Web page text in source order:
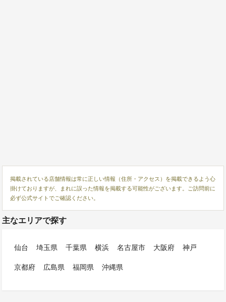
掲載されている店舗情報は常に正しい情報（住所・アクセス）を掲載できるよう心
掛けておりますが、まれに誤った情報を掲載する可能性がございます。ご訪問前に
必ず公式サイトでご確認ください。
主なエリアで探す
仙台 埼玉県 千葉県 横浜 名古屋市 大阪府
神戸
京都府
広島県 福岡県 沖縄県